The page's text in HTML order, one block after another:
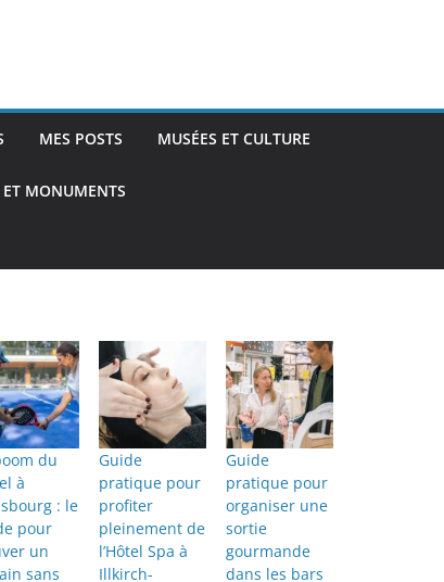
MES POSTS MUSÉES ET CULTURE
ET MONUMENTS
du
à
: le
pour
un
sans
Guide
pratique pour
profiter
pleinement de
l’Hôtel Spa à
Illkirch-
Guide
pratique pour
organiser une
sortie
gourmande
dans les bars